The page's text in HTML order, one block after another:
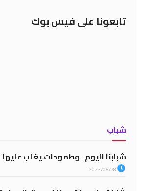
تابعونا على فيس بوك
شباب
شبابنا اليوم ..وطموحات يغلب عليها